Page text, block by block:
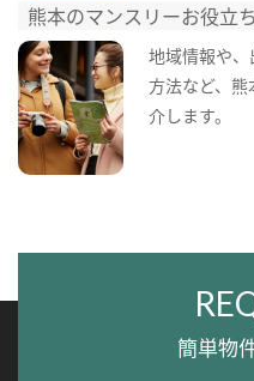
熊本のマンスリーお役立
地域情報や
方法など、
介します。
簡単物